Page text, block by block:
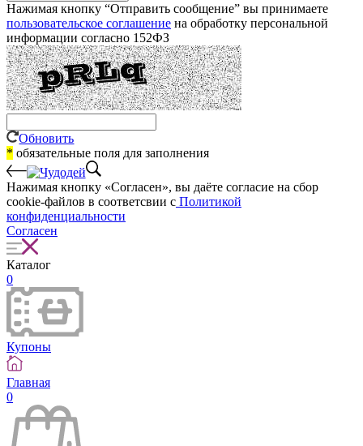
Нажимая кнопку “Отправить сообщение” вы принимаете
пользовательское соглашение на обработку персональной
информации согласно 152ФЗ
Обновить
* обязательные поля для заполнения
Нажимая кнопку «Согласен», вы даёте cогласие на сбор
cookie-файлов в соответсвии с Политикой
конфиденциальности
Согласен
Каталог
0
Купоны
Главная
0